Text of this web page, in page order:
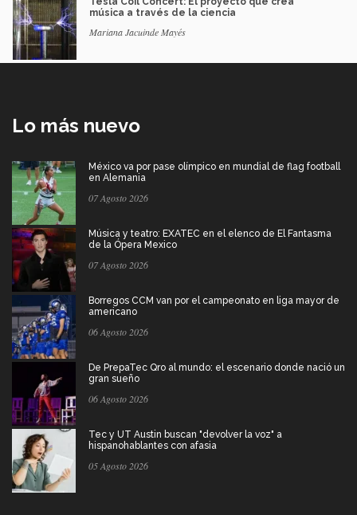
música a través de la ciencia
Mariana Jacuinde Mayés
Lo más nuevo
México va por pase olímpico en mundial de flag football
en Alemania
07 Agosto 2026
Música y teatro: EXATEC en el elenco de El Fantasma
de la Ópera Mexico
07 Agosto 2026
Borregos CCM van por el campeonato en liga mayor de
americano
06 Agosto 2026
De PrepaTec Qro al mundo: el escenario donde nació un
gran sueño
06 Agosto 2026
Tec y UT Austin buscan "devolver la voz" a
hispanohablantes con afasia
05 Agosto 2026